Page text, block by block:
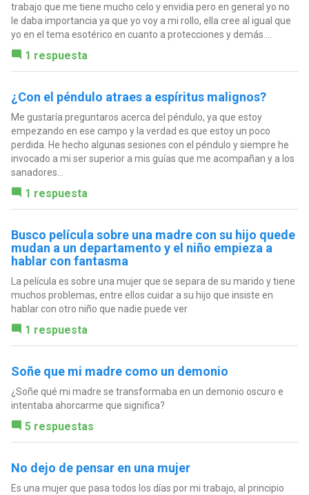
trabajo que me tiene mucho celo y envidia pero en general yo no
le daba importancia ya que yo voy a mi rollo, ella cree al igual que
yo en el tema esotérico en cuanto a protecciones y demás....
1 respuesta
¿Con el péndulo atraes a espíritus malignos?
Me gustaría preguntaros acerca del péndulo, ya que estoy
empezando en ese campo y la verdad es que estoy un poco
perdida. He hecho algunas sesiones con el péndulo y siempre he
invocado a mi ser superior a mis guías que me acompañan y a los
sanadores...
1 respuesta
Busco película sobre una madre con su hijo quede
mudan a un departamento y el niño empieza a
hablar con fantasma
La película es sobre una mujer que se separa de su marido y tiene
muchos problemas, entre ellos cuidar a su hijo que insiste en
hablar con otro niño que nadie puede ver
1 respuesta
Soñe que mi madre como un demonio
¿Soñe qué mi madre se transformaba en un demonio oscuro e
intentaba ahorcarme que significa?
5 respuestas
No dejo de pensar en una mujer
Es una mujer que pasa todos los días por mi trabajo, al principio